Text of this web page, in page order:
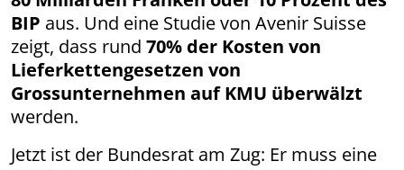
BIP aus. Und eine Studie von Avenir Suisse
zeigt, dass rund 70% der Kosten von
Lieferkettengesetzen von
Grossunternehmen auf KMU überwälzt
werden.
Jetzt ist der Bundesrat am Zug: Er muss eine